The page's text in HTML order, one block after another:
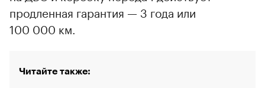
продленная гарантия — 3 года или
100 000 км.
Читайте также: